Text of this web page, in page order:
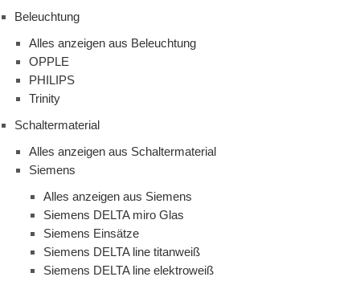
Beleuchtung
Alles anzeigen aus Beleuchtung
OPPLE
PHILIPS
Trinity
Schaltermaterial
Alles anzeigen aus Schaltermaterial
Siemens
Alles anzeigen aus Siemens
Siemens DELTA miro Glas
Siemens Einsätze
Siemens DELTA line titanweiß
Siemens DELTA line elektroweiß